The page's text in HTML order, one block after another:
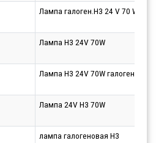
Лампа галоген.H3 24 V 70 W
Лампа H3 24V 70W
Лампа H3 24V 70W галогенная
Лампа 24V Н3 70W
лампа галогеновая H3